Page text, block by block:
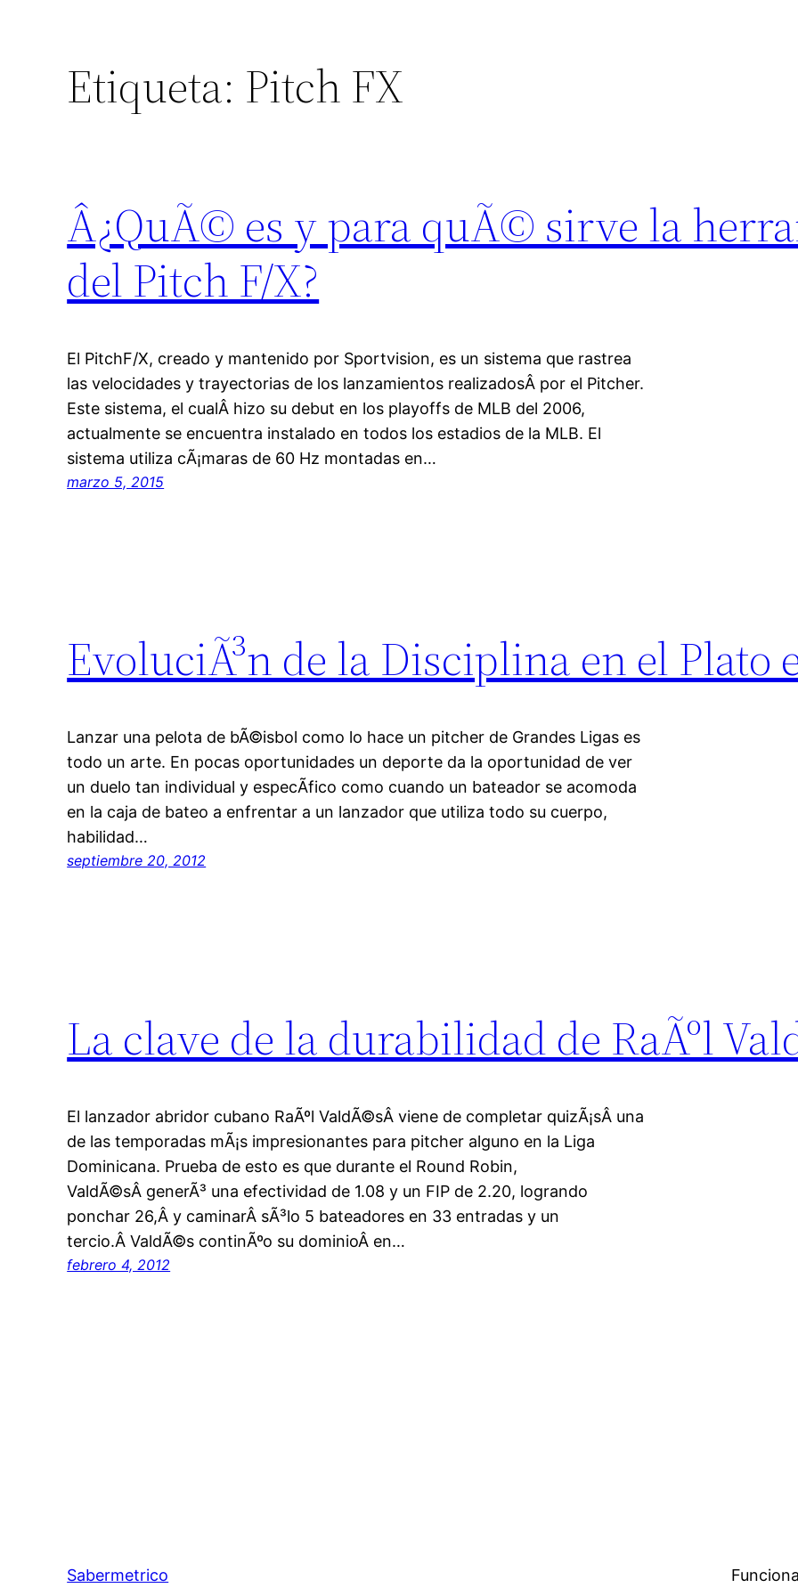
Etiqueta: Pitch FX
Â¿QuÃ© es y para quÃ© sirve la
del Pitch F/X?
El PitchF/X, creado y mantenido por Sportvision, es un sistema que rastrea
las velocidades y trayectorias de los lanzamientos realizadosÂ por el Pitcher.
Este sistema, el cualÂ hizo su debut en los playoffs de MLB del 2006,
actualmente se encuentra instalado en todos los estadios de la MLB. El
sistema utiliza cÃ¡maras de 60 Hz montadas en…
marzo 5, 2015
EvoluciÃ³n de la Disciplina en el Plato
Lanzar una pelota de bÃ©isbol como lo hace un pitcher de Grandes Ligas es
todo un arte. En pocas oportunidades un deporte da la oportunidad de ver
un duelo tan individual y especÃ­fico como cuando un bateador se acomoda
en la caja de bateo a enfrentar a un lanzador que utiliza todo su cuerpo,
habilidad…
septiembre 20, 2012
La clave de la durabilidad de RaÃºl
El lanzador abridor cubano RaÃºl ValdÃ©sÂ viene de completar quizÃ¡sÂ una
de las temporadas mÃ¡s impresionantes para pitcher alguno en la Liga
Dominicana. Prueba de esto es que durante el Round Robin,
ValdÃ©sÂ generÃ³ una efectividad de 1.08 y un FIP de 2.20, logrando
ponchar 26,Â y caminarÂ sÃ³lo 5 bateadores en 33 entradas y un
tercio.Â ValdÃ©s continÃºo su dominioÂ en…
febrero 4, 2012
Sabermetrico